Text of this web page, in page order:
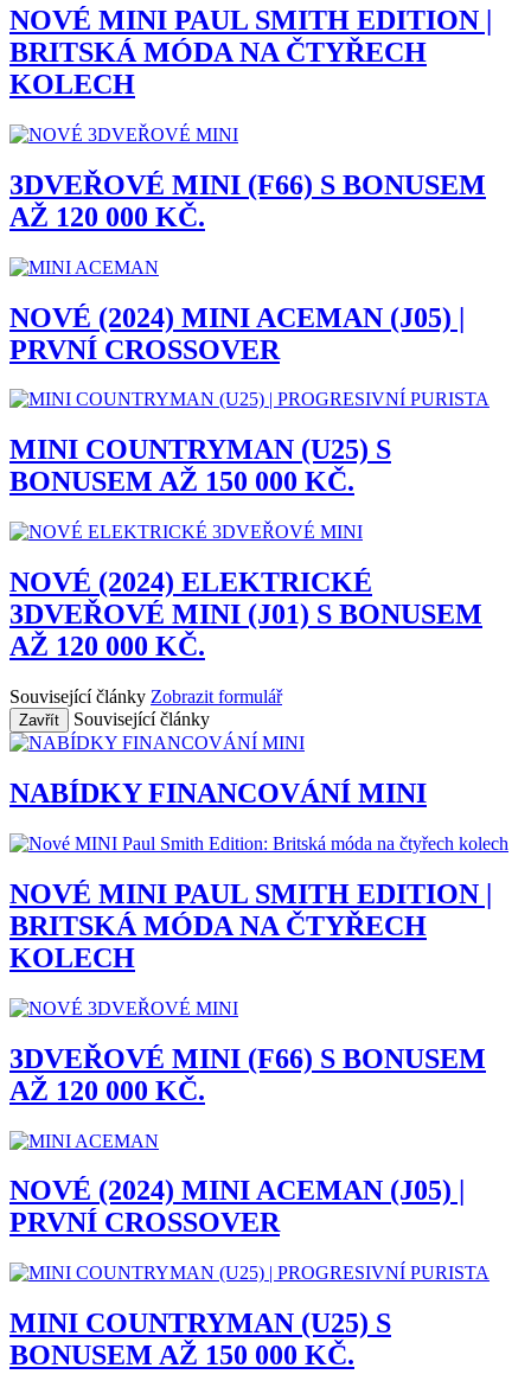
NOVÉ MINI PAUL SMITH EDITION |
BRITSKÁ MÓDA NA ČTYŘECH
KOLECH
3DVEŘOVÉ MINI (F66) S BONUSEM
AŽ 120 000 KČ.
NOVÉ (2024) MINI ACEMAN (J05) |
PRVNÍ CROSSOVER
MINI COUNTRYMAN (U25) S
BONUSEM AŽ 150 000 KČ.
NOVÉ (2024) ELEKTRICKÉ
3DVEŘOVÉ MINI (J01) S BONUSEM
AŽ 120 000 KČ.
Související články Zobrazit formulář
Zavřít Související články
NABÍDKY FINANCOVÁNÍ MINI
NOVÉ MINI PAUL SMITH EDITION |
BRITSKÁ MÓDA NA ČTYŘECH
KOLECH
3DVEŘOVÉ MINI (F66) S BONUSEM
AŽ 120 000 KČ.
NOVÉ (2024) MINI ACEMAN (J05) |
PRVNÍ CROSSOVER
MINI COUNTRYMAN (U25) S
BONUSEM AŽ 150 000 KČ.